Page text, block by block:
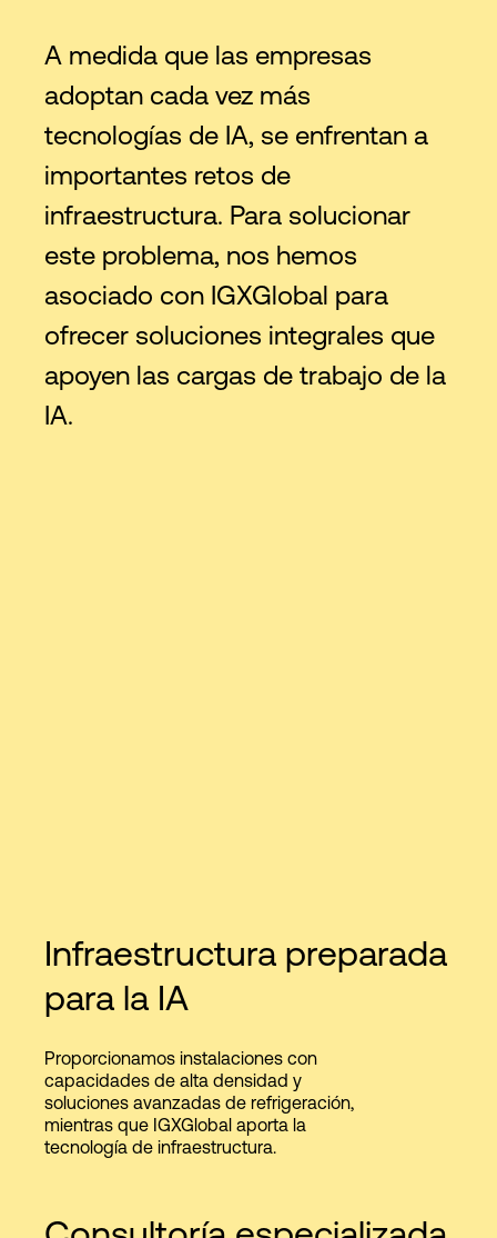
A medida que las empresas
adoptan cada vez más
tecnologías de IA, se enfrentan a
importantes retos de
infraestructura. Para solucionar
este problema, nos hemos
asociado con IGXGlobal para
ofrecer soluciones integrales que
apoyen las cargas de trabajo de la
IA.
Infraestructura preparada
para la IA
Proporcionamos instalaciones con
capacidades de alta densidad y
soluciones avanzadas de refrigeración,
mientras que IGXGlobal aporta la
tecnología de infraestructura.